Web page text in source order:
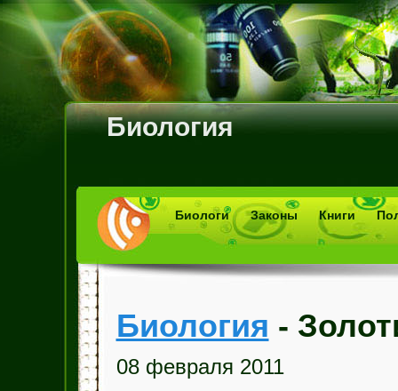
Биология
Биологи Законы Книги
Биология -
08 февраля 2011